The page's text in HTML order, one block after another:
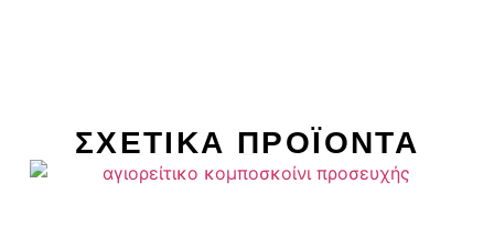
ΣΧΕΤΙΚΑ ΠΡΟΪΌΝΤΑ